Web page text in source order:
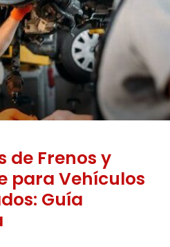
de Frenos y
para Vehículos
Guía